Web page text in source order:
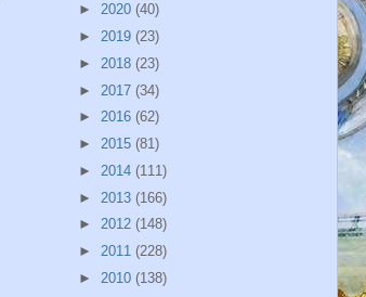
► 2020 (40)
► 2019 (23)
► 2018 (23)
► 2017 (34)
► 2016 (62)
► 2015 (81)
► 2014 (111)
► 2013 (166)
► 2012 (148)
► 2011 (228)
► 2010 (138)